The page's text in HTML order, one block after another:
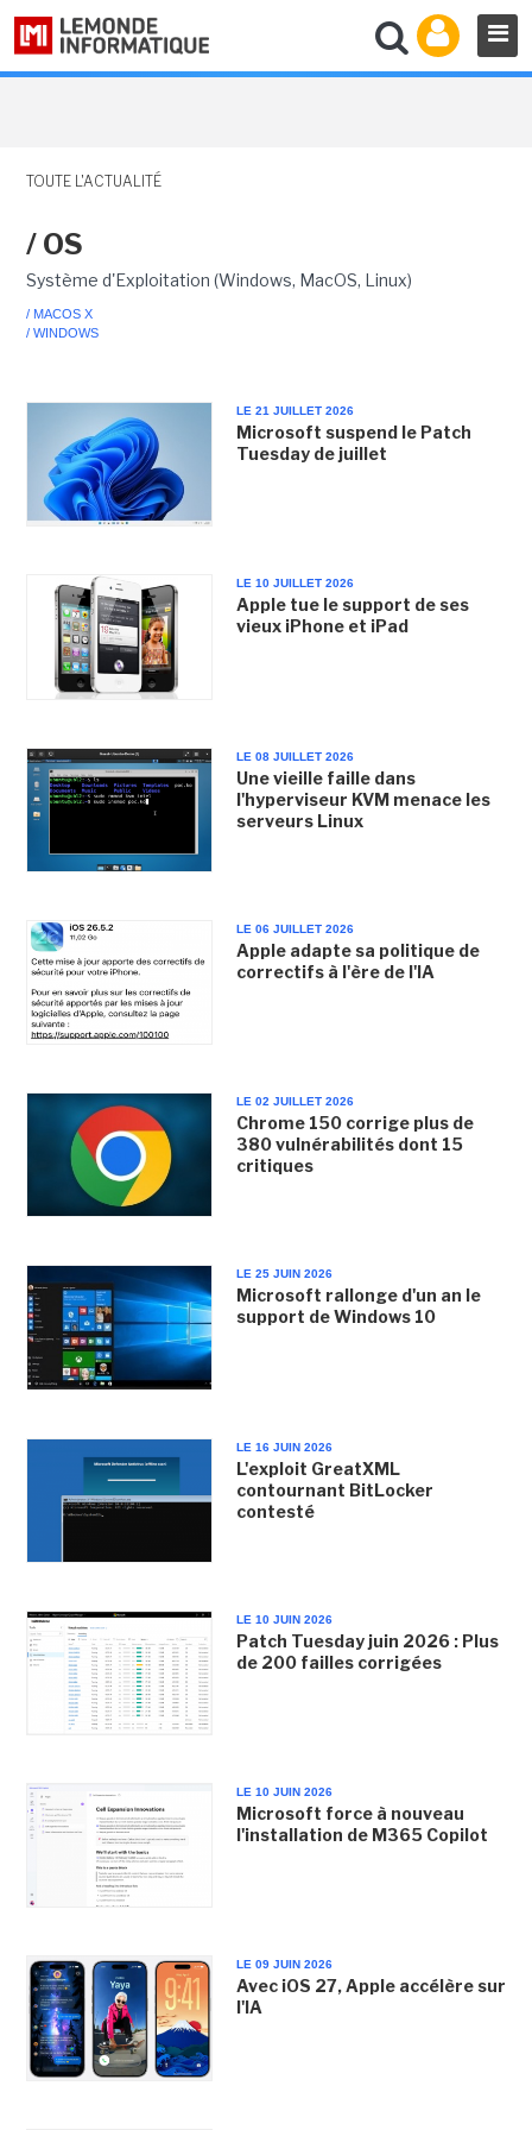
TOUTE L'ACTUALITÉ
/ OS
Système d'Exploitation (Windows, MacOS, Linux)
/ MACOS X
/ WINDOWS
LE 21 JUILLET 2026
Microsoft suspend le Patch
Tuesday de juillet
LE 10 JUILLET 2026
Apple tue le support de ses
vieux iPhone et iPad
LE 08 JUILLET 2026
Une vieille faille dans
l'hyperviseur KVM menace les
serveurs Linux
LE 06 JUILLET 2026
Apple adapte sa politique de
correctifs à l'ère de l'IA
LE 02 JUILLET 2026
Chrome 150 corrige plus de
380 vulnérabilités dont 15
critiques
LE 25 JUIN 2026
Microsoft rallonge d'un an le
support de Windows 10
LE 16 JUIN 2026
L'exploit GreatXML
contournant BitLocker
contesté
LE 10 JUIN 2026
Patch Tuesday juin 2026 : Plus
de 200 failles corrigées
LE 10 JUIN 2026
Microsoft force à nouveau
l'installation de M365 Copilot
LE 09 JUIN 2026
Avec iOS 27, Apple accélère sur
l'IA